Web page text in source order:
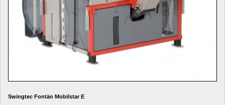
Swingtec Fontän Mobilstar E